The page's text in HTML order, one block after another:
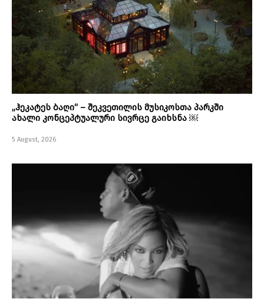
„ჰეკატეს ბაღი“ – შეკვეთილის მუსიკოსთა პარკში
ახალი კონცეპტუალური სივრცე გაიხსნა ￼
5 August, 2026